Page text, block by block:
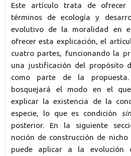
Este artículo trata de ofrecer
términos de ecología y
evolutivo de la moralidad en
ofrecer esta explicación, el
cuatro partes, funcionando la
una justificación del propósito
como parte de la
bosquejará el modo en el
explicar la existencia de la
especie, lo que es condición
posterior. En la siguiente
noción de construcción de nicho
puede aplicar a la evolución